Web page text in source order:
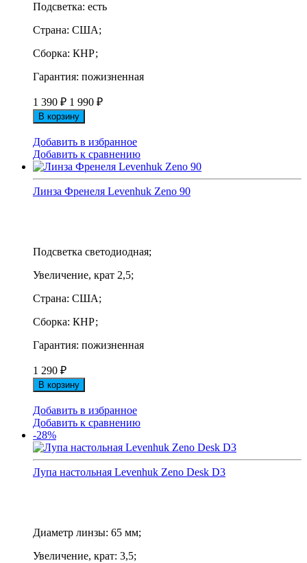
Подсветка: есть
Страна: США;
Сборка: КНР;
Гарантия: пожизненная
1 390 ₽ 1 990 ₽
В корзину
Добавить в избранное
Добавить к сравнению
Линза Френеля Levenhuk Zeno 90
Подсветка светодиодная;
Увеличение, крат 2,5;
Страна: США;
Сборка: КНР;
Гарантия: пожизненная
1 290 ₽
В корзину
Добавить в избранное
Добавить к сравнению
-28%
Лупа настольная Levenhuk Zeno Desk D3
Диаметр линзы: 65 мм;
Увеличение, крат: 3,5;